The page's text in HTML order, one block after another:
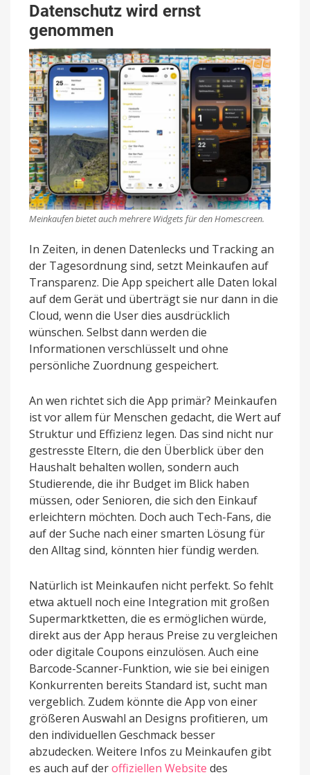
Datenschutz wird ernst
genommen
Meinkaufen bietet auch mehrere Widgets für den Homescreen.
In Zeiten, in denen Datenlecks und Tracking an
der Tagesordnung sind, setzt Meinkaufen auf
Transparenz. Die App speichert alle Daten lokal
auf dem Gerät und überträgt sie nur dann in die
Cloud, wenn die User dies ausdrücklich
wünschen. Selbst dann werden die
Informationen verschlüsselt und ohne
persönliche Zuordnung gespeichert.
An wen richtet sich die App primär? Meinkaufen
ist vor allem für Menschen gedacht, die Wert auf
Struktur und Effizienz legen. Das sind nicht nur
gestresste Eltern, die den Überblick über den
Haushalt behalten wollen, sondern auch
Studierende, die ihr Budget im Blick haben
müssen, oder Senioren, die sich den Einkauf
erleichtern möchten. Doch auch Tech-Fans, die
auf der Suche nach einer smarten Lösung für
den Alltag sind, könnten hier fündig werden.
Natürlich ist Meinkaufen nicht perfekt. So fehlt
etwa aktuell noch eine Integration mit großen
Supermarktketten, die es ermöglichen würde,
direkt aus der App heraus Preise zu vergleichen
oder digitale Coupons einzulösen. Auch eine
Barcode-Scanner-Funktion, wie sie bei einigen
Konkurrenten bereits Standard ist, sucht man
vergeblich. Zudem könnte die App von einer
größeren Auswahl an Designs profitieren, um
den individuellen Geschmack besser
abzudecken. Weitere Infos zu Meinkaufen gibt
es auch auf deroffiziellen Website des